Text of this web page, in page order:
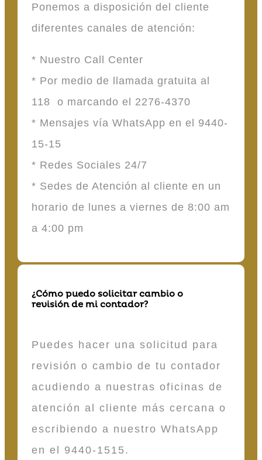
Ponemos a disposición del cliente
diferentes canales de atención:
* Nuestro Call Center
* Por medio de llamada gratuita al
118 o marcando el 2276-4370
* Mensajes vía WhatsApp en el 9440-
15-15
* Redes Sociales 24/7
* Sedes de Atención al cliente en un
horario de lunes a viernes de 8:00 am
a 4:00 pm
¿Cómo puedo solicitar cambio o
revisión de mi contador?
Puedes hacer una solicitud para
revisión o cambio de tu contador
acudiendo a nuestras oficinas de
atención al cliente más cercana o
escribiendo a nuestro WhatsApp
en el 9440-1515.